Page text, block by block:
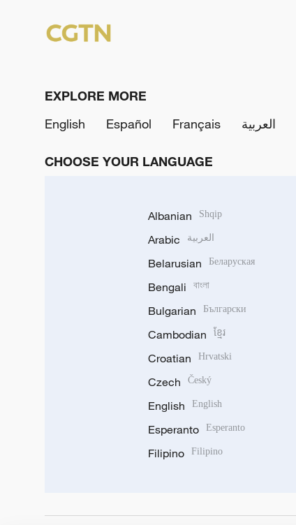
EXPLORE MORE
English
Español Français العربية
CHOOSE YOUR LANGUAGE
Albanian Shqip
Arabic العربية
Belarusian Беларуская
Bengali বাংলা
Bulgarian Български
Cambodian ខ្មែរ
Croatian Hrvatski
Czech Český
English English
Esperanto Esperanto
Filipino Filipino